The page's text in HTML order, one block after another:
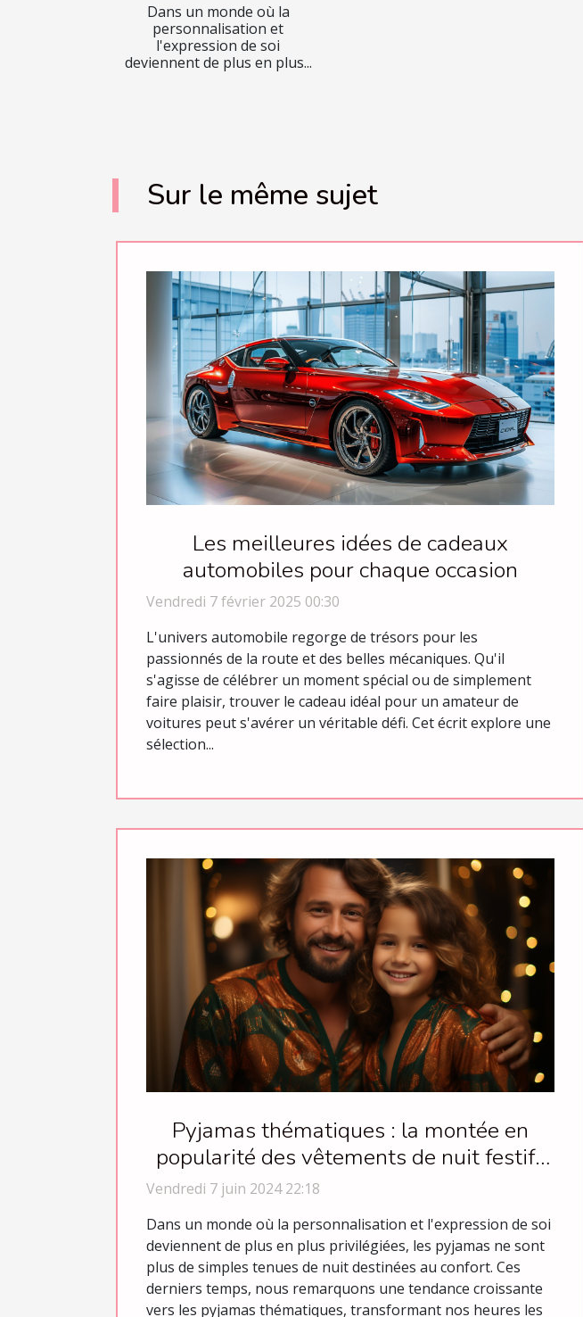
Dans un monde où la
personnalisation et
l'expression de soi
deviennent de plus en plus...
Sur le même sujet
Les meilleures idées de cadeaux
automobiles pour chaque occasion
Vendredi 7 février 2025 00:30
L'univers automobile regorge de trésors pour les
passionnés de la route et des belles mécaniques. Qu'il
s'agisse de célébrer un moment spécial ou de simplement
faire plaisir, trouver le cadeau idéal pour un amateur de
voitures peut s'avérer un véritable défi. Cet écrit explore une
sélection...
Pyjamas thématiques : la montée en
popularité des vêtements de nuit festifs
et occasionnels
Vendredi 7 juin 2024 22:18
Dans un monde où la personnalisation et l'expression de soi
deviennent de plus en plus privilégiées, les pyjamas ne sont
plus de simples tenues de nuit destinées au confort. Ces
derniers temps, nous remarquons une tendance croissante
vers les pyjamas thématiques, transformant nos heures les